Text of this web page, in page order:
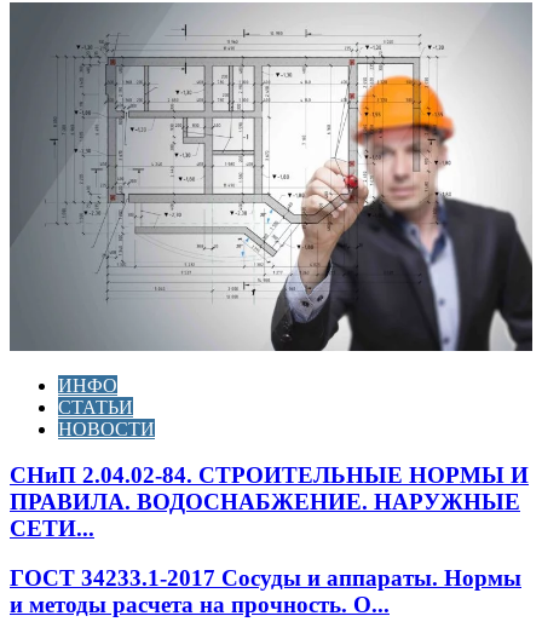
ИНФО
СТАТЬИ
НОВОСТИ
СНиП 2.04.02-84. СТРОИТЕЛЬНЫЕ НОРМЫ И
ПРАВИЛА. ВОДОСНАБЖЕНИЕ. НАРУЖНЫЕ
СЕТИ...
ГОСТ 34233.1-2017 Сосуды и аппараты. Нормы
и методы расчета на прочность. О...